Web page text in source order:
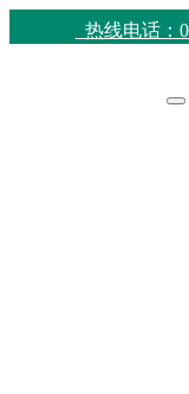
热线电话：